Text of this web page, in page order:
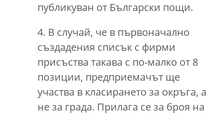
публикуван от Български пощи.
4. В случай, че в първоначално
създадения списък с фирми
присъства такава с по-малко от 8
позиции, предприемачът ще
участва в класирането за окръга, а
не за града. Прилага се за броя на